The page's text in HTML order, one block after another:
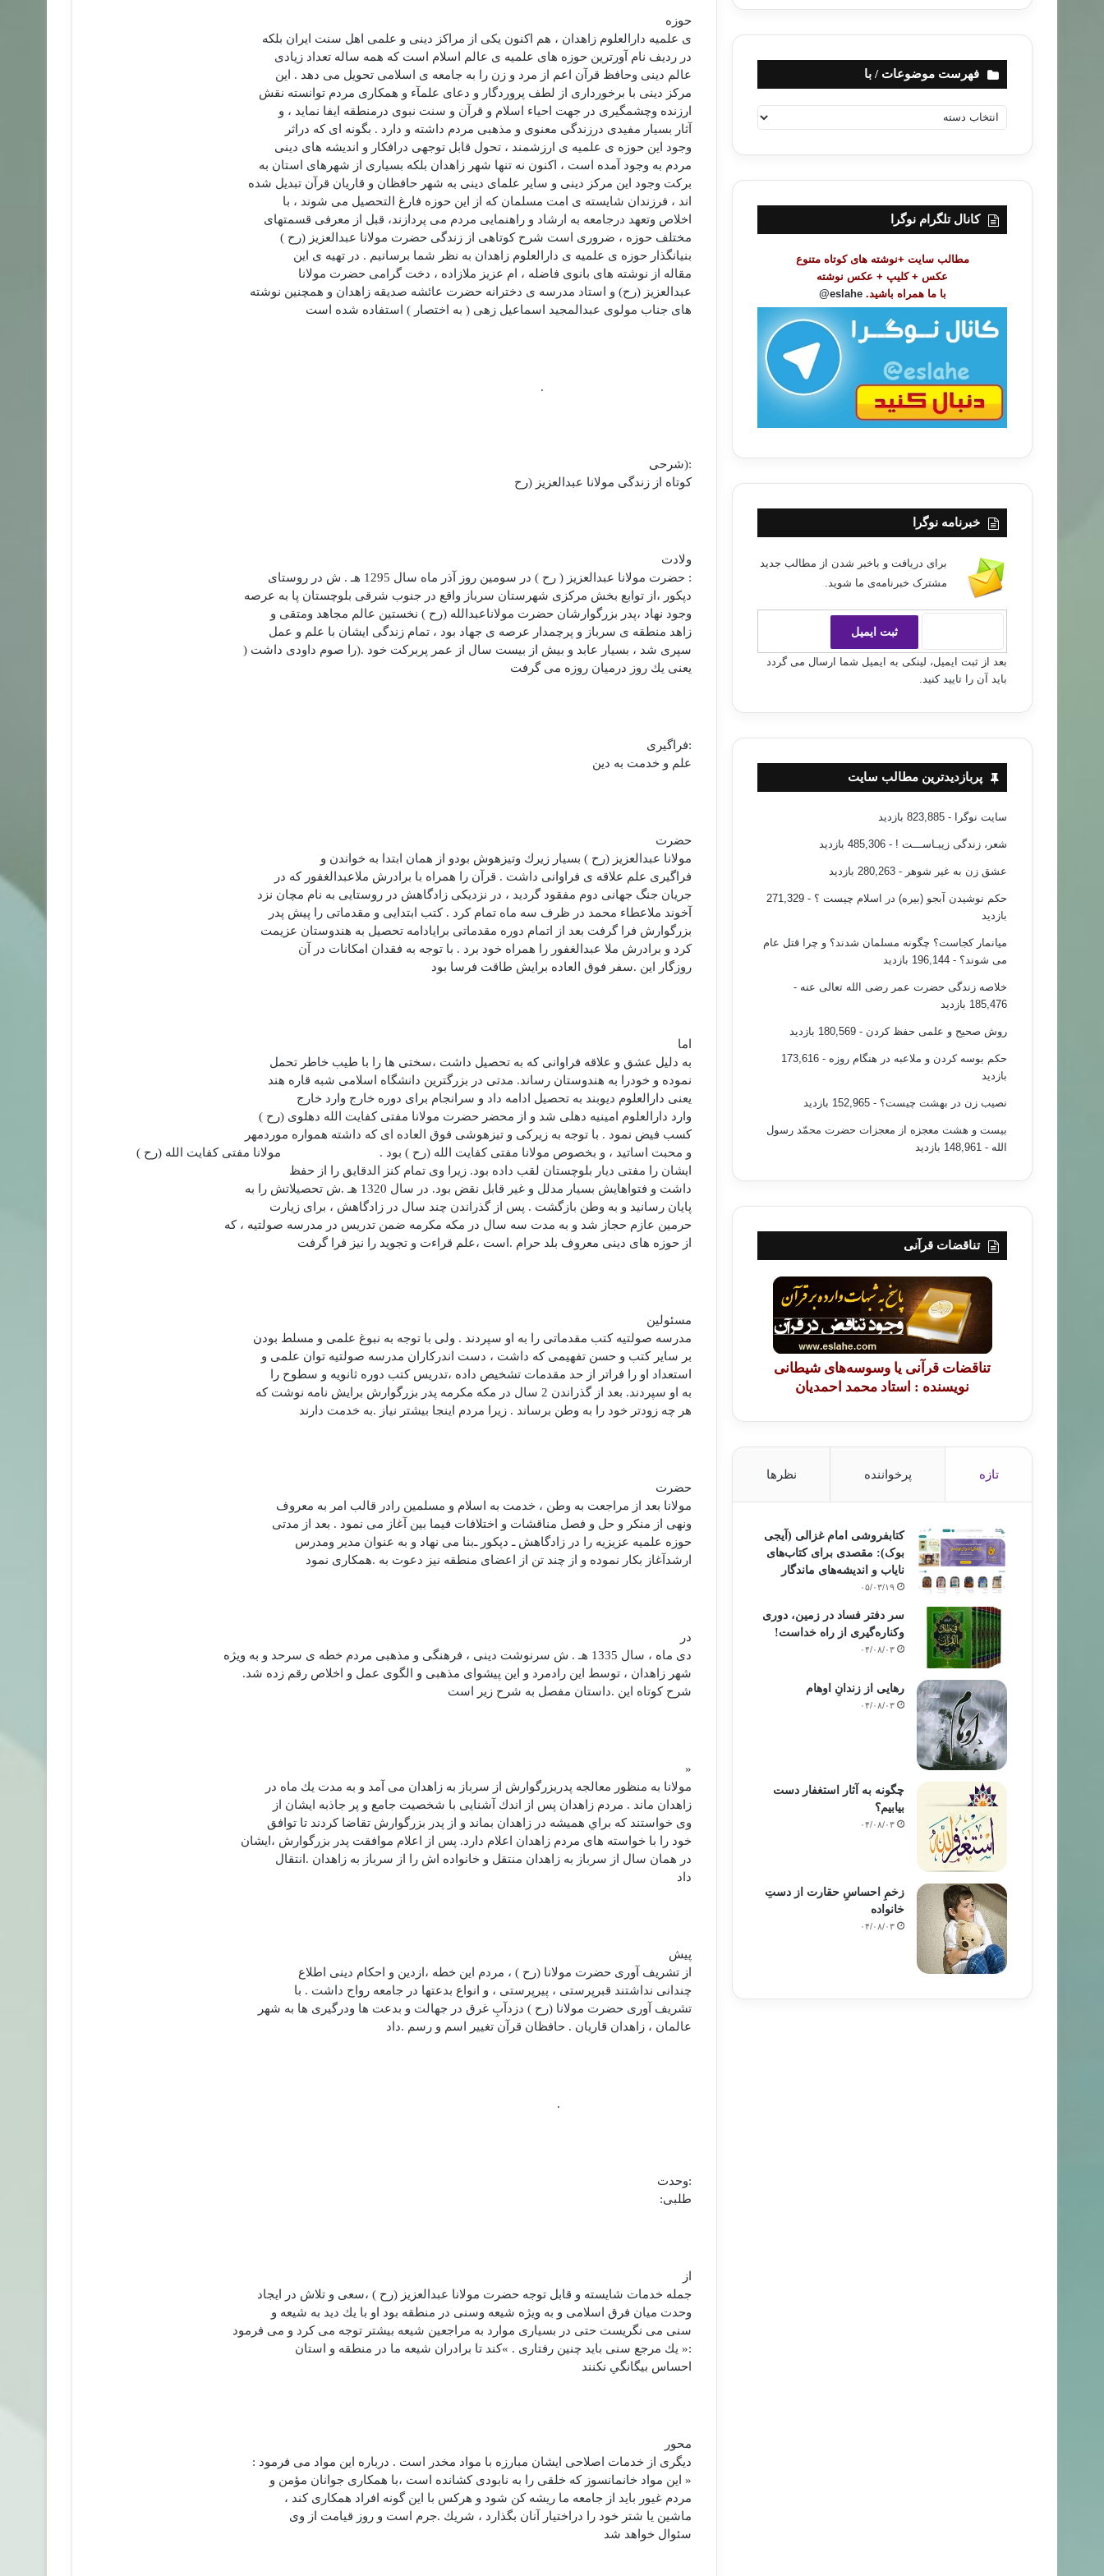
حوزه
ی علميه دارالعلوم زاهدان ، هم اكنون يكی از مراكز دينی و علمی اهل سنت ايران بلكه
در رديف نام آورترين حوزه های علميه ی عالم اسلام است كه همه ساله تعداد زيادی
عالم دينی وحافظ قرآن اعم از مرد و زن را به جامعه ی اسلامی تحويل می دهد . اين
مركز دينی با برخورداری از لطف پروردگار و دعای علمآء و همكاری مردم توانسته نقش
ارزنده وچشمگيری در جهت احياء اسلام و قرآن و سنت نبوی درمنطقه ايفا نمايد ، و
آثار بسيار مفيدی درزندگی معنوی و مذهبی مردم داشته و دارد . بگونه ای كه دراثر
وجود اين حوزه ی علميه ی ارزشمند ، تحول قابل توجهی درافكار و انديشه های دینی
مردم به وجود آمده است ، اكنون نه تنها شهر زاهدان بلكه بسياری از شهرهای استان به
بركت وجود اين مركز دينی و ساير علمای دينی به شهر حافظان و قاريان قرآن تبديل شده
اند ، فرزندان شايسته ی امت مسلمان كه از اين حوزه فارغ التحصيل می شوند ، با
اخلاص وتعهد درجامعه به ارشاد و راهنمايی مردم می پردازند، قبل از معرفی قسمتهای
مختلف حوزه ، ضروری است شرح كوتاهی از زندگی حضرت مولانا عبدالعزيز (رح )
بنيانگذار حوزه ی علميه ی دارالعلوم زاهدان به نظر شما برسانيم . در تهيه ی اين
مقاله از نوشته های بانوی فاضله ، ام عزيز ملازاده ، دخت گرامی حضرت مولانا
عبدالعزيز (رح) ‌و استاد مدرسه ی دخترانه حضرت عائشه صديقه زاهدان و همچنين نوشته
های جناب مولوی عبدالمجيد اسماعیل زهی ( به اختصار ) استفاده شده است
.
:(شرحی
كوتاه از زندگی مولانا عبدالعزيز (رح ‌
ولادت
:‌ حضرت مولانا عبدالعزيز ( رح )‌ در سومين روز آذر ماه سال 1295 هـ . ش در روستای
دپكور ،‌از توابع بخش مركزی شهرستان سرباز واقع در جنوب شرقی بلوچستان پا به عرصه
وجود نهاد ،‌پدر بزرگوارشان حضرت مولاناعبدالله (رح ) نخستين عالم مجاهد ومتقی و
زاهد منطقه ی سرباز و پرچمدار عرصه ی جهاد بود ، تمام زندگی ايشان با علم و عمل
سپری شد ، بسيار عابد و بيش از بيست سال از عمر پربركت خود .(را صوم داودی داشت (
يعنی يك روز درميان روزه می گرفت
:فراگيری
علم و خدمت به دين
حضرت
مولانا عبدالعزيز (رح ) بسيار زيرك وتيزهوش بودو از همان ابتدا به خواندن و
فراگيری علم علاقه ی فراوانی داشت . قرآن را همراه با برادرش ملاعبدالغفور كه در
جريان جنگ جهانی دوم مفقود گرديد ، در نزديكی زادگاهش در روستايی به نام مچان نزد
آخوند ملاعطاء محمد در ظرف سه ماه تمام كرد . كتب ابتدايی و مقدماتی را پيش پدر
بزرگوارش فرا گرفت بعد از اتمام دوره مقدماتی برايادامه تحصيل به هندوستان عزيمت
كرد و برادرش ملا عبدالغفور را همراه خود برد . با توجه به فقدان امكانات در آن
روزگار اين .سفر فوق العاده برايش طاقت فرسا بود
اما
به دليل عشق و علاقه فراوانی كه به تحصيل داشت ،‌سختی ها را با طيب خاطر تحمل
نموده و خودرا به هندوستان رساند. مدتی در بزرگترين دانشگاه اسلامی شبه قاره هند
يعنی دارالعلوم ديوبند به تحصيل ادامه داد و سرانجام برای دوره خارج وارد خارج
وارد دارالعلوم امينيه دهلی شد و از محضر حضرت مولانا مفتی كفايت الله دهلوی (رح )
كسب فيض نمود . با توجه به زيركی و تيزهوشی فوق العاده ای كه داشته همواره موردمهر
و محبت اساتيد ، و بخصوص مولانا مفتی كفايت الله (رح ) بود .
مولانا مفتی كفايت الله (رح )
ايشان را مفتی ديار بلوچستان لقب داده بود. زيرا وی تمام كنز الدقايق را از حفظ
داشت و فتواهايش بسيار مدلل و غير قابل نقض بود. در سال 1320 هـ .ش تحصيلاتش را به
پايان رسانيد و به وطن بازگشت . پس از گذراندن چند سال در زادگاهش ، برای زيارت
حرمين عازم حجاز شد و به مدت سه سال در مكه مكرمه ضمن تدريس در مدرسه صولتیه ، كه
از حوزه های دينی معروف بلد حرام .است ،‌علم قراءت و تجويد را نيز فرا گرفت
مسئولين
مدرسه صولتيه كتب مقدماتی را به او سپردند . ولی با توجه به نبوغ علمی و مسلط بودن
بر ساير كتب و حسن تفهيمی كه داشت ، دست اندركاران مدرسه صولتيه توان علمی و
استعداد او را فراتر از حد مقدمات تشخيص داده ،‌تدريس كتب دوره ثانويه و سطوح را
به او سپردند. بعد از گذراندن 2 سال در مكه مكرمه پدر بزرگوارش برايش نامه نوشت كه
هر چه زودتر خود را به وطن برساند . زيرا مردم اينجا بيشتر نياز .به خدمت دارند
حضرت
مولانا بعد از مراجعت به وطن ، خدمت به اسلام و مسلمين رادر قالب امر به معروف
ونهی از منكر و حل و فصل مناقشات و اختلافات فيما بين آغاز می نمود . بعد از مدتی
حوزه علميه عزيزيه را در زادگاهش ـ دپكور ـ‌بنا می نهاد و به عنوان مدير ومدرس
ارشدآغاز بكار نموده و از چند تن از اعضای منطقه نيز دعوت به .همكاری نمود
در
دی ماه ، سال 1335 هـ . ش سرنوشت دينی ، فرهنگی و مذهبی مردم خطه ی سرحد و به ويژه
شهر زاهدان ، توسط اين رادمرد و اين پيشوای مذهبی و الگوی عمل و اخلاص رقم زده شد.
شرح كوتاه اين .داستان مفصل به شرح زير است
«
مولانا به منظور معالجه پدربزرگوارش از سرباز به زاهدان می آمد و به مدت يك ماه در
زاهدان ماند . مردم زاهدان پس از اندك آشنايی با شخصيت جامع و پر جاذبه ايشان از
وی خواستند كه براي هميشه در زاهدان بماند و از پدر بزرگوارش تقاضا كردند تا توافق
خود را با خواسته های مردم زاهدان اعلام دارد. پس از اعلام موافقت پدر بزرگوارش ،‌ايشان
در همان سال از سرباز به زاهدان منتقل و خانواده اش را از سرباز به زاهدان .انتقال
داد
پيش
از تشريف آوری حضرت مولانا (رح ) ، مردم اين خطه ،‌ازدين و احكام دينی اطلاع
چندانی نداشتند قبرپرستی ، پيرپرستی ، و انواع بدعتها در جامعه رواج داشت . با
تشريف آوری حضرت مولانا (رح ) دزدآبِ غرق در جهالت و بدعت ها ودرگيری ها به شهر
عالمان ، زاهدان قاريان . حافظان قرآن تغيير اسم و رسم .داد
.
:وحدت
طلبی:
از
جمله خدمات شايسته و قابل توجه حضرت مولانا عبدالعزيز (رح ) ،سعی و تلاش در ايجاد
وحدت ميان فرق اسلامی و به ويژه شيعه وسنی در منطقه بود او با يك ديد به شيعه و
سنی می نگريست حتی در بسياری موارد به مراجعين شيعه بيشتر توجه می كرد و می فرمود
:« يك مرجع سنی بايد چنين رفتاری . »كند تا برادران شيعه ما در منطقه و استان
احساس بيگانگي نكنند
محور
ديگری از خدمات اصلاحی ايشان مبارزه با مواد مخدر است . درباره اين مواد می فرمود :
« اين مواد خانمانسوز كه خلقی را به نابودی كشانده است ،‌با همكاری جوانان مؤمن و
مردم غيور بايد از جامعه ما ريشه كن شود و هركس با اين گونه افراد همكاری كند ،
ماشين يا شتر خود را دراختيار آنان بگذارد ، شريك .جرم است و روز قيامت از وی
سئوال خواهد شد
فهرست موضوعات / با
ه
ت
ض
کانال تلگرام نوگرا
مطالب سایت +نوشته های کوتاه متنوع
عکس + کلیپ + عکس نوشته
با ما همراه باشید. eslahe@
خبرنامه نوگرا
برای دریافت و باخبر شدن از مطالب جدید
مشترک خبرنامه‌ی ما شوید.
بعد از ثبت ایمیل، لینکی به ایمیل شما ارسال می گردد
باید آن را تایید کنید.
پربازدیدترین مطالب سایت
سایت نوگرا - 823,885 بازدید
شعر، زندگی زیبـاســـت ! - 485,306 بازدید
عشق زن به غیر شوهر - 280,263 بازدید
حکم نوشیدن آبجو (بیره) در اسلام چیست ؟
- 271,329
بازدید
میانمار کجاست؟ چگونه مسلمان شدند؟ و چرا قتل عام
می شوند؟ - 196,144 بازدید
خلاصه زندگی حضرت عمر رضی الله تعالی عنه -
185,476 بازدید
روش صحیح و علمی حفظ کردن - 180,569 بازدید
حکم بوسه کردن و ملاعبه در هنگام روزه
- 173,616
بازدید
نصیب زن در بهشت چیست؟ - 152,965 بازدید
بیست و هشت معجزه از معجزات حضرت محمّد رسول
الله - 148,961 بازدید
تناقضات قرآنی
تناقضات قرآنی یا وسوسه‌های شیطانی
نویسنده : استاد محمد احمدیان
تازه پرخواننده نظرها
کتابفروشی امام غزالی (آیجی
بوک): مقصدی برای کتاب‌های
نایاب و اندیشه‌های ماندگار
۰۵/۰۳/۱۹
سر دفتر فساد در زمین‌، دوری
وکناره‌گیری از راه خداست‌!
۰۴/۰۸/۰۳
رهایی از زندانِ اوهام
۰۴/۰۸/۰۳
چگونه به آثار استغفار دست
بیابیم؟
۰۴/۰۸/۰۳
زخمِ احساسِ حقارت از دستِ
خانواده
۰۴/۰۸/۰۳